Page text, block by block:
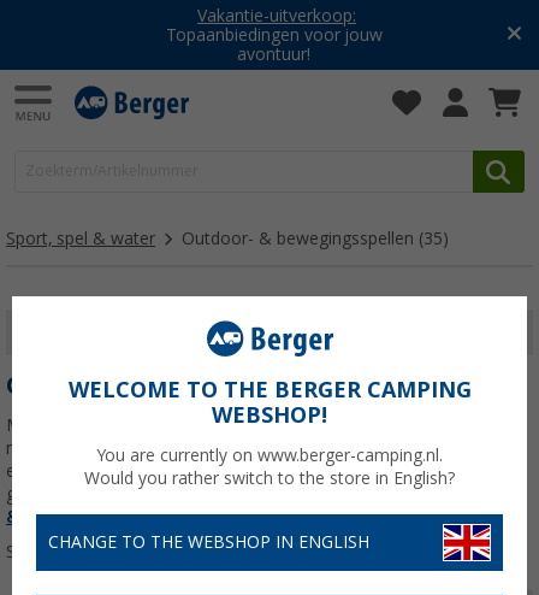
Vakantie-uitverkoop:
Topaanbiedingen voor jouw
avontuur!
Sport, spel & water Outdoor- & bewegingsspellen (35)
FILTER WEERGEVEN
OUTDOOR- & BEWEGINGSSPELLEN
Met veelzijdig buitenspeelgoed geniet het hele gezin van actieve
momenten op de camping, aan zee of in de tuin. Van jeu de boules
en beachvolleybal tot strandspeelgoed en ballen: alles voor
gezellige buitenactiviteiten en eindeloos
Lees meer over
& bewegingsspellen>>>
Sorteren:
WELCOME TO THE BERGER CAMPING
WEBSHOP!
You are currently on www.berger-camping.nl.
Would you rather switch to the store in English?
CHANGE TO THE WEBSHOP IN ENGLISH